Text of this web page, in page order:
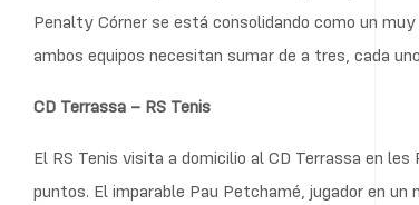
Penalty Córner se está consolidando como un
ambos equipos necesitan sumar de a tres, cada
CD Terrassa – RS Tenis
El RS Tenis visita a domicilio al CD Terrassa en
puntos. El imparable Pau Petchamé, jugador en